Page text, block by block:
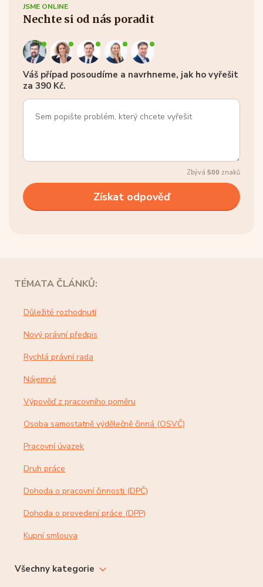
JSME ONLINE
Nechte si od nás poradit
Váš případ posoudíme a navrhneme, jak ho vyřešit
za 390 Kč.
Zbývá 500 znaků
TÉMATA ČLÁNKŮ:
Důležité rozhodnutí
Nový právní předpis
Rychlá právní rada
Nájemné
Výpověď z pracovního poměru
Osoba samostatně výdělečně činná (OSVČ)
Pracovní úvazek
Druh práce
Dohoda o pracovní činnosti (DPČ)
Dohoda o provedení práce (DPP)
Kupní smlouva
Všechny kategorie